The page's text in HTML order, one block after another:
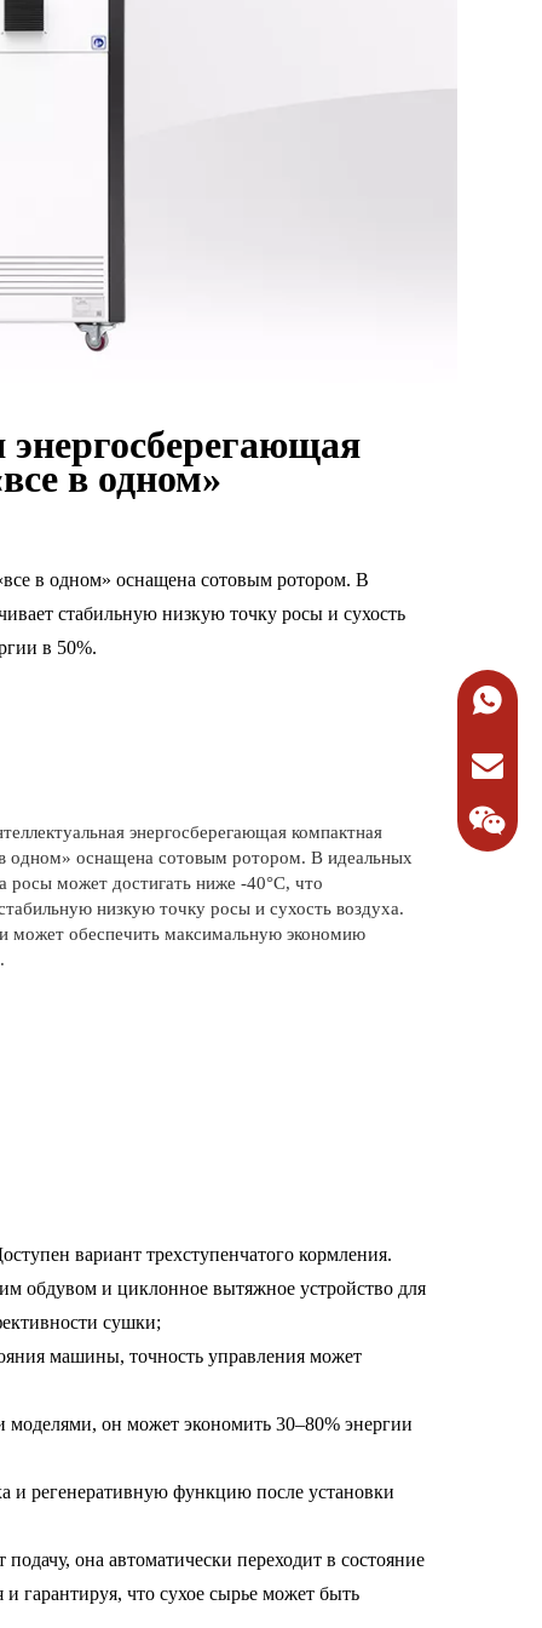
в одном»
в одном» оснащена сотовым ротором. В
стабильную низкую точку росы и сухость
в 50%.
энергосберегающая компактная
одном» оснащена сотовым ротором. В идеальных
росы может достигать ниже -40°C, что
низкую точку росы и сухость воздуха.
может обеспечить максимальную экономию
вариант трехступенчатого кормления.
обдувом и циклонное вытяжное устройство для
сушки;
машины, точность управления может
он может экономить 30–80% энергии
и регенеративную функцию после установки
она автоматически переходит в состояние
гарантируя, что сухое сырье может быть
+86-